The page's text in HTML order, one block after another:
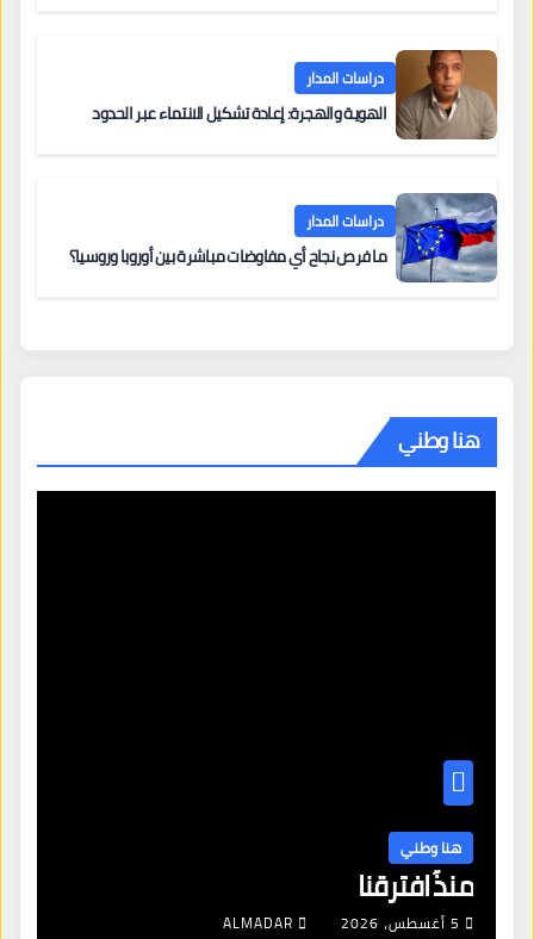
دراسات المدار
الهوية والهجرة: إعادة تشكيل الانتماء عبر الحدود
دراسات المدار
ما فرص نجاح أي مفاوضات مباشرة بين أوروبا وروسيا؟
هنا وطني
هنا وطني
منذُ افترقنا
5 أغسطس، 2026 ALMADAR